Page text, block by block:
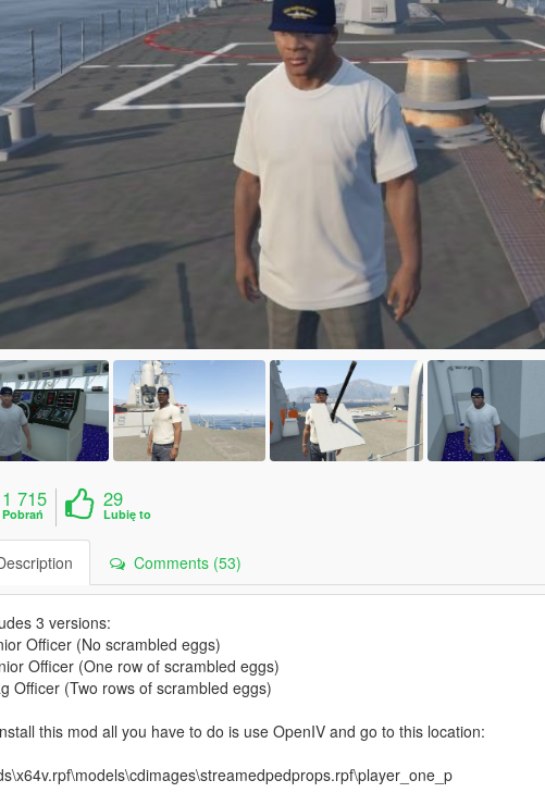
1 715
Pobrań
29
Lubię to
Comments (53)
3 versions:
Officer (No scrambled eggs)
Officer (One row of scrambled eggs)
Officer (Two rows of scrambled eggs)
this mod all you have to do is use OpenIV and go to this location: